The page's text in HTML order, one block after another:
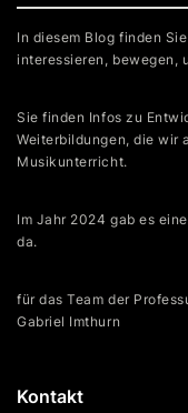
Kontakt
In diesem Blog finden
interessieren, bewegen,
Sie finden Infos zu
Weiterbildungen, die wir
Musikunterricht.
Im Jahr 2024 gab es
da.
für das Team der
Gabriel Imthurn